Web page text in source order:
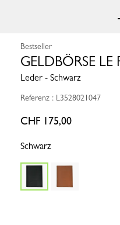
Bestseller
GELDBÖRSE
Leder - Schwarz
Referenz : L3528021047
CHF 175,00
Schwarz